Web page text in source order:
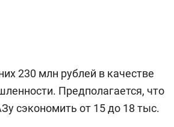
230 млн рублей в качестве
Предполагается, что
сэкономить от 15 до 18 тыс.